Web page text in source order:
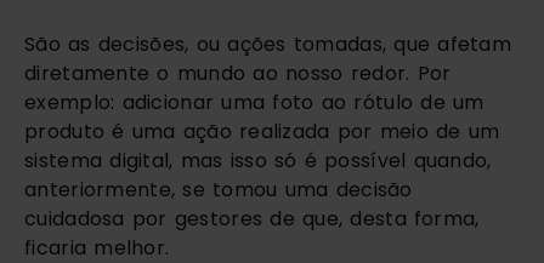
São as decisões, ou ações tomadas, que afetam
diretamente o mundo ao nosso redor. Por
exemplo: adicionar uma foto ao rótulo de um
produto é uma ação realizada por meio de um
sistema digital, mas isso só é possível quando,
anteriormente, se tomou uma decisão
cuidadosa por gestores de que, desta forma,
ficaria melhor.